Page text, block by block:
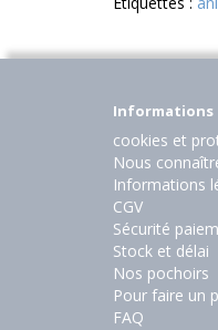
Informations
cookies et
Nous
Informations
CGV
Sécurité
Stock et délai
Nos pochoirs
Pour faire un
FAQ